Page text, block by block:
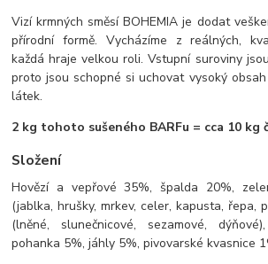
Vizí krmných směsí BOHEMIA je dodat
přírodní formě. Vycházíme z reálných,
každá hraje velkou roli. Vstupní suroviny
proto jsou schopné si uchovat vysoký
látek.
2 kg tohoto sušeného BARFu = cca 10 kg
Složení
Hovězí a vepřové 35%, špalda 20%,
(jablka, hrušky, mrkev, celer, kapusta, řepa,
(lněné, slunečnicové, sezamové,
pohanka 5%, jáhly 5%, pivovarské kvasnice